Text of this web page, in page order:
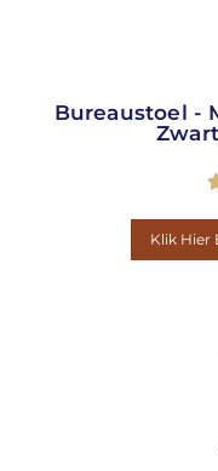
Bureaustoel -
Klik Hier